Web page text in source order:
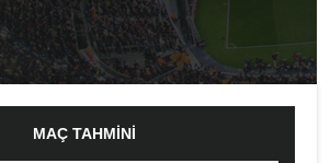
MAÇ TAHMINI